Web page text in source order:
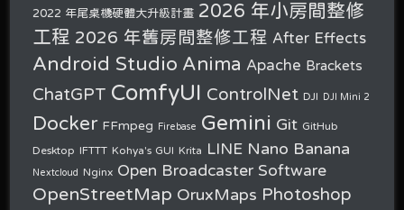
2022 年尾桌機硬體大升級計畫 2026 年小房間整修
工程 2026 年舊房間整修工程 After Effects
Android Studio Anima Apache Brackets
ChatGPT ComfyUI ControlNet DJI DJI Mini 2
Docker FFmpeg Firebase Gemini Git GitHub
Desktop IFTTT Kohya's GUI Krita LINE Nano Banana
Nextcloud Nginx Open Broadcaster Software
OpenStreetMap OruxMaps Photoshop